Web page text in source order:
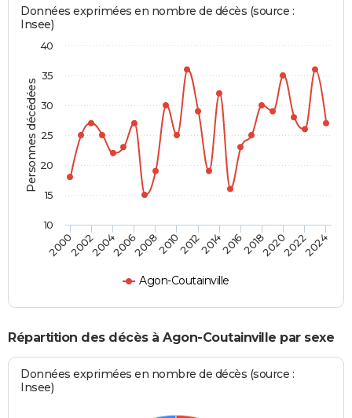
Personnes décédées
Données exprimées en nombre de décès (source :
Insee)
Agon-Coutainville
2000200220042006200820102012201420162018202020222024
10
15
20
25
30
35
40
Répartition des décès à Agon-Coutainville par sexe
Données exprimées en nombre de décès (source :
Insee)